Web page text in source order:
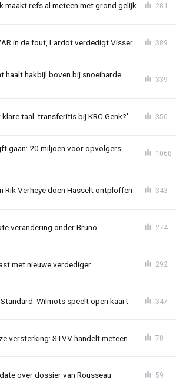
maakt refs al meteen met grond gelijk 281
in de fout, Lardot verdedigt Visser 389
haalt hakbijl boven bij snoeiharde
339
taal: transferitis bij KRC Genk?' 350
gaan: 20 miljoen voor opvolgers
1068
Rik Verheye doen Hasselt ontploffen 343
verandering onder Bruno 274
met nieuwe verdediger 292
Wilmots speelt open kaart 347
versterking: STVV handelt meteen 70
over dossier van Rousseau 59